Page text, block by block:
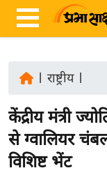
ज़ा
ख
ब
र
राष्ट्रीय|
केंद्रीय मंत्री
से ग्वालियर
विशिष्ट भेंट